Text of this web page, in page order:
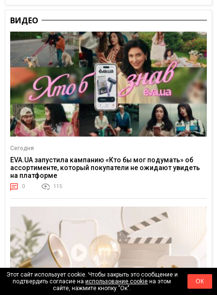
ВИДЕО
Сегодня
EVA.UA запустила кампанию «Кто бы мог подумать» об
ассортименте, который покупатели не ожидают увидеть
на платформе
0 115
Этот сайт использует cookie. Чтобы закрыть это сообщение и
подтвердить согласие наиспользование cookie на этом
сайте, нажмите кнопку "Ок".
ОК